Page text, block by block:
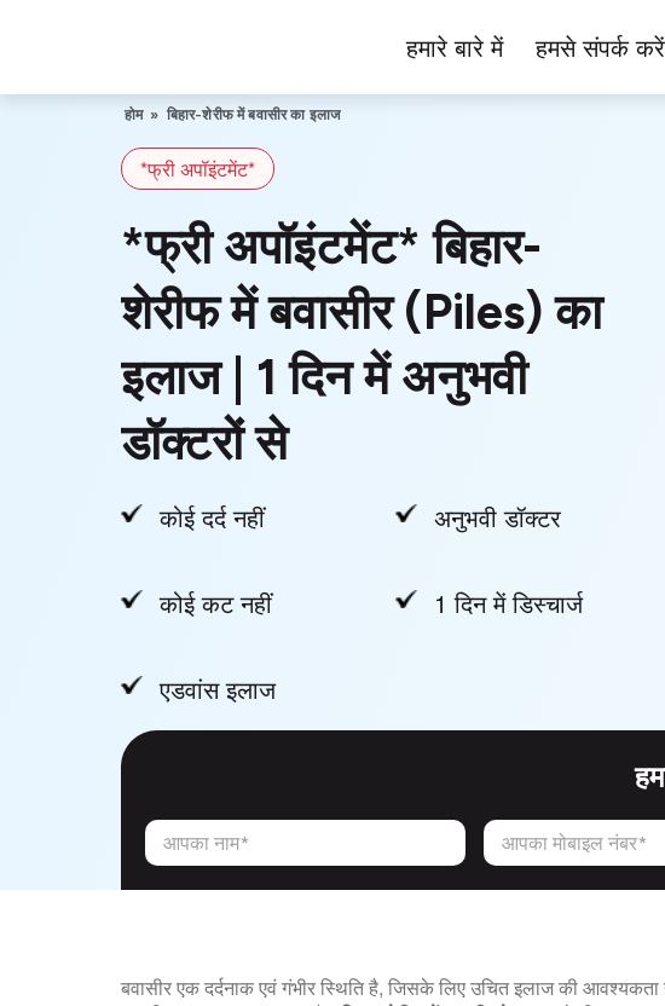
content
Ka
हमारे बारे में हमसे संपर्क करें
होम » बिहार-शेरीफ में बवासीर का इलाज
*फ्री अपॉइंटमेंट*
*फ्री अपॉइंटमेंट* बिहार-
शेरीफ में बवासीर (Piles) का
इलाज | 1 दिन में अनुभवी
डॉक्टरों से
कोई दर्द नहीं अनुभवी डॉक्टर
कोई कट नहीं 1 दिन में डिस्चार्ज
एडवांस इलाज
आपका नाम* आपका मोबाइल नंबर*
बवासीर एक दर्दनाक एवं गंभीर स्थिति है, जिसके लिए उचित इलाज की